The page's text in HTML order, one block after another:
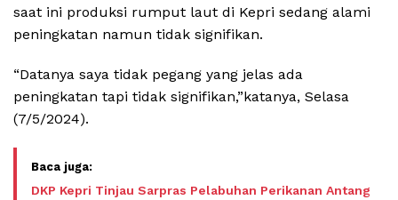
saat ini produksi rumput laut di Kepri sedang alami
peningkatan namun tidak signifikan.
“Datanya saya tidak pegang yang jelas ada
peningkatan tapi tidak signifikan,”katanya, Selasa
(7/5/2024).
DKP Kepri Tinjau Sarpras Pelabuhan Perikanan Antang